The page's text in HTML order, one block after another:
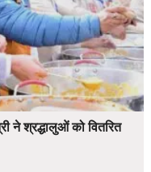
ने श्रद्धालुओं को वितरित